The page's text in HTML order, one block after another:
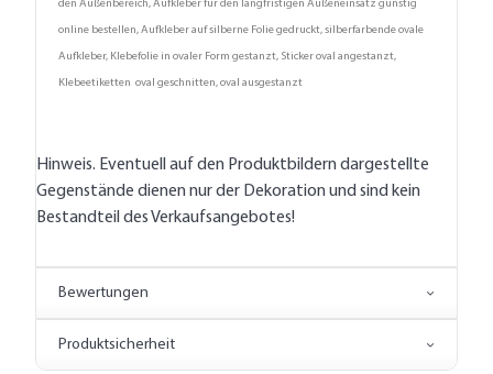
den Außenbereich, Aufkleber für den langfristigen Außeneinsatz günstig
online bestellen, Aufkleber auf silberne Folie gedruckt, silberfarbende ovale
Aufkleber, Klebefolie in ovaler Form gestanzt, Sticker oval angestanzt,
Klebeetiketten oval geschnitten, oval ausgestanzt
Hinweis. Eventuell auf den Produktbildern dargestellte
Gegenstände dienen nur der Dekoration und sind kein
Bestandteil des Verkaufsangebotes!
Bewertungen
Produktsicherheit